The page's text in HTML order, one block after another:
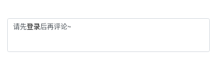
请先登录后再评论~